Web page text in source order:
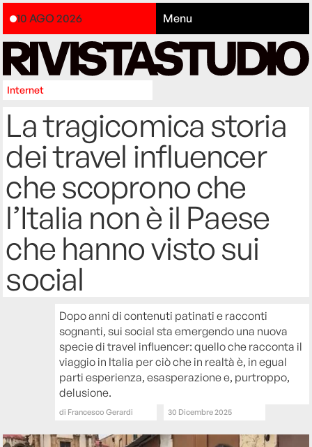
10 AGO 2026 Menu
Internet
La tragicomica storia
dei travel influencer
che scoprono che
l’Italia non è il Paese
che hanno visto sui
social
Dopo anni di contenuti patinati e racconti
sognanti, sui social sta emergendo una nuova
specie di travel influencer: quello che racconta il
viaggio in Italia per ciò che in realtà è, in egual
parti esperienza, esasperazione e, purtroppo,
delusione.
di Francesco Gerardi 30 Dicembre 2025